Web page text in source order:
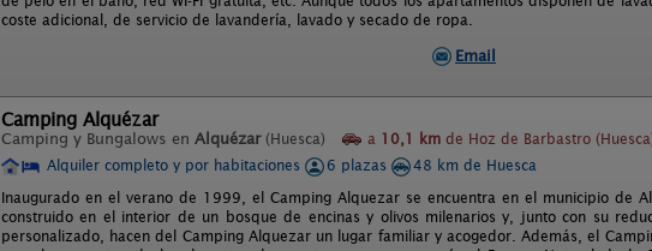
coste adicional, de servicio de lavandería, lavado y secado de ropa.
Email
Camping Alquézar
Camping y Bungalows en Alquézar (Huesca) a 10,1 km de Hoz de Barbastro
Alquiler completo y por habitaciones
6 plazas
48 km de Huesca
Inaugurado en el verano de 1999, el Camping Alquezar se encuentra en el municipio de
construido en el interior de un bosque de encinas y olivos milenarios y, junto con su
personalizado, hacen del Camping Alquezar un lugar familiar y acogedor. Además, el